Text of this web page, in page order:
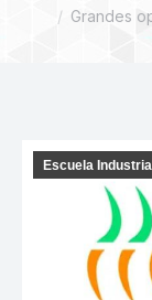
Grandes
Escuela